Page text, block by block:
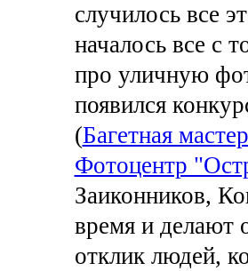
случилось все
началось все с
про уличную
появился
(Багетная
Фотоцентр
Заиконников,
время и делают
отклик людей,